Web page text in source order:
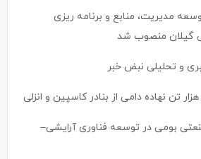
و تحلیلی نبض خبر
بومی در توسعه فناوری آرایشی–
سازمان مشاغل و فرآورده‌های